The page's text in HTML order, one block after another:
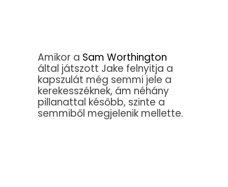
Amikor a Sam Worthington
által játszott Jake felnyitja a
kapszulát még semmi jele a
kerekesszéknek, ám néhány
pillanattal később, szinte a
semmiből megjelenik mellette.